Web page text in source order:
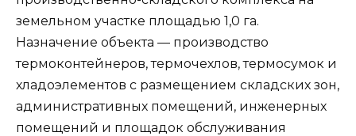
земельном участке площадью 1,0 га.
Назначение объекта — производство
термоконтейнеров, термочехлов, термосумок и
хладоэлементов с размещением складских зон,
административных помещений, инженерных
помещений и площадок обслуживания